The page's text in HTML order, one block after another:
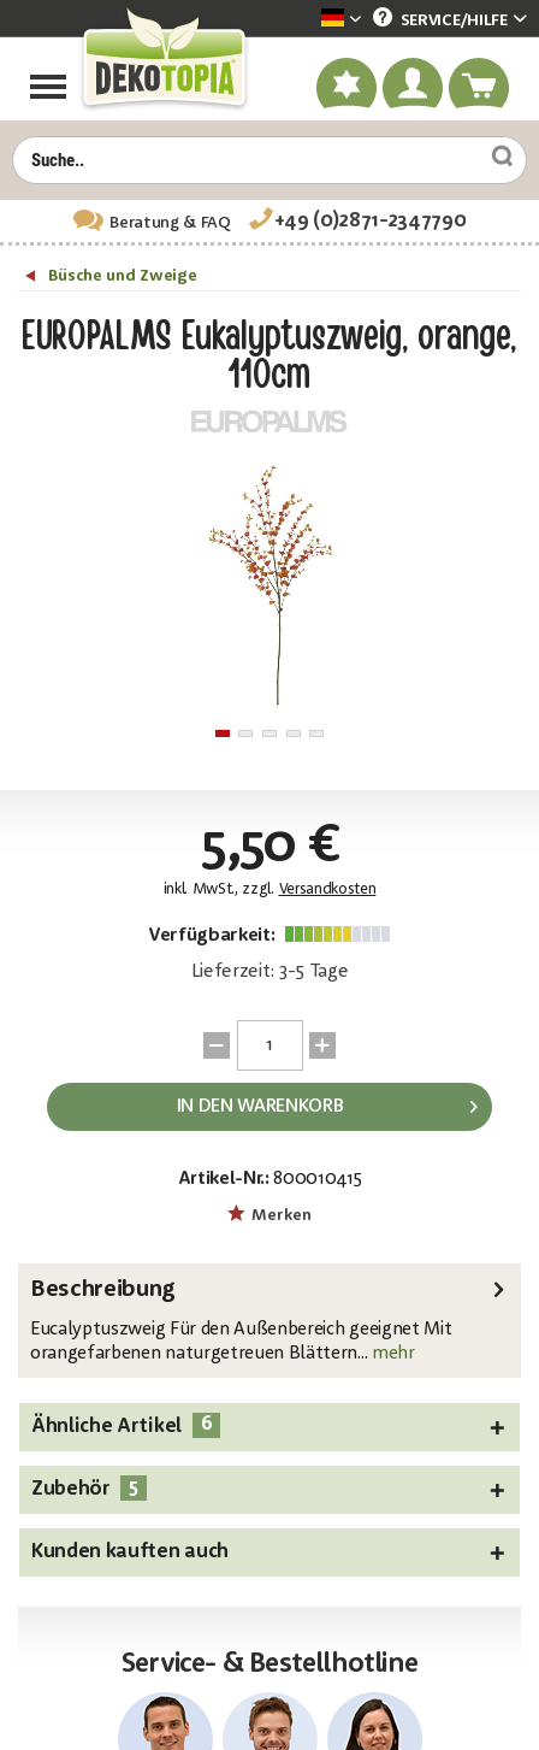
Dekotopia deutsch
SERVICE/HILFE
Beratung& FAQ +49 (0)2871-2347790
Büsche und Zweige
EUROPALMS Eukalyptuszweig, orange,
110cm
5,50 €
inkl. MwSt., zzgl. Versandkosten
Verfügbarkeit:
Lieferzeit: 3-5 Tage
IN DEN WARENKORB
Artikel-Nr.: 800010415
Merken
Beschreibung
Eucalyptuszweig Für den Außenbereich geeignet Mit
orangefarbenen naturgetreuen Blättern... mehr
Ähnliche Artikel 6
Zubehör 5
Kunden kauften auch
Service- & Bestellhotline